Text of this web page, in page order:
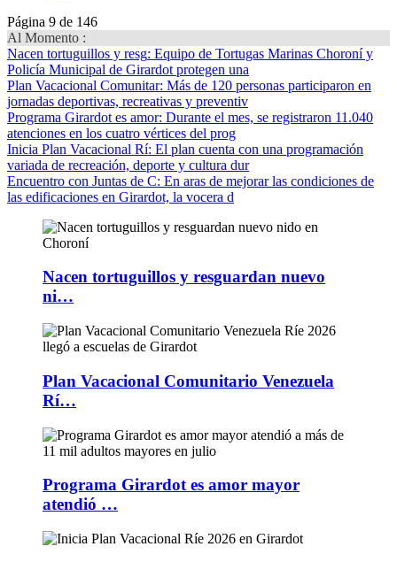
Página 9 de 146
Al Momento :
Nacen tortuguillos y resg: Equipo de Tortugas Marinas Choroní y
Policía Municipal de Girardot protegen una
Plan Vacacional Comunitar: Más de 120 personas participaron en
jornadas deportivas, recreativas y preventiv
Programa Girardot es amor: Durante el mes, se registraron 11.040
atenciones en los cuatro vértices del prog
Inicia Plan Vacacional Rí: El plan cuenta con una programación
variada de recreación, deporte y cultura dur
Encuentro con Juntas de C: En aras de mejorar las condiciones de
las edificaciones en Girardot, la vocera d
Nacen tortuguillos y resguardan nuevo
ni…
Plan Vacacional Comunitario Venezuela
Rí…
Programa Girardot es amor mayor
atendió …